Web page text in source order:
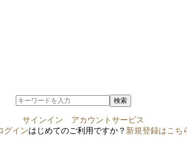
検索
サインイン
アカウントサービス
グインはじめてのご利用ですか？ 新規登録はこち